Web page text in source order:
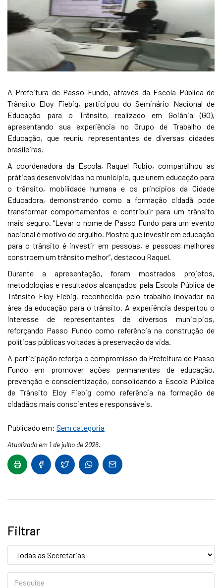
A Prefeitura de Passo Fundo, através da Escola Pública de
Trânsito Eloy Fiebig, participou do Seminário Nacional de
Educação para o Trânsito, realizado em Goiânia (GO),
apresentando sua experiência no Grupo de Trabalho de
Educação, que reuniu representantes de diversas cidades
brasileiras.
A coordenadora da Escola, Raquel Rubio, compartilhou as
práticas desenvolvidas no município, que unem educação para
o trânsito, mobilidade humana e os princípios da Cidade
Educadora, demonstrando como a formação cidadã pode
transformar comportamentos e contribuir para um trânsito
mais seguro. “Levar o nome de Passo Fundo para um evento
nacional é motivo de orgulho. Mostra que investir em educação
para o trânsito é investir em pessoas, e pessoas melhores
constroem um trânsito melhor”, destacou Raquel.
Durante a apresentação, foram mostrados projetos,
metodologias e resultados alcançados pela Escola Pública de
Trânsito Eloy Fiebig, reconhecida pelo trabalho inovador na
área da educação para o trânsito. A experiência despertou o
interesse de representantes de diversos municípios,
reforçando Passo Fundo como referência na construção de
políticas públicas voltadas à preservação da vida.
A participação reforça o compromisso da Prefeitura de Passo
Fundo em promover ações permanentes de educação,
prevenção e conscientização, consolidando a Escola Pública
de Trânsito Eloy Fiebig como referência na formação de
cidadãos mais conscientes e responsáveis.
Publicado em: Sem categoria
Atualizado em 1 de julho de 2026.
Filtrar